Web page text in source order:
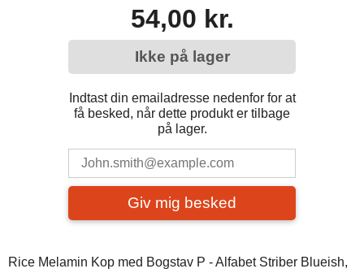
54,00 kr.
Ikke på lager
Indtast din emailadresse nedenfor for at
få besked, når dette produkt er tilbage
på lager.
Giv mig besked
Rice Melamin Kop med Bogstav P - Alfabet Striber Blueish,